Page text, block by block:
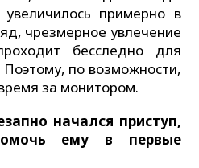
примерно в
чрезмерное увлечение
бесследно для
по возможности,
за монитором.
начался приступ,
ему в первые